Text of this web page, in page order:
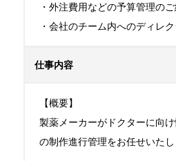
・外注費用などの予算管理の
・会社のチーム内へのディレ
仕事内容
【概要】
製薬メーカーがドクターに向
の制作進行管理をお任せいたし